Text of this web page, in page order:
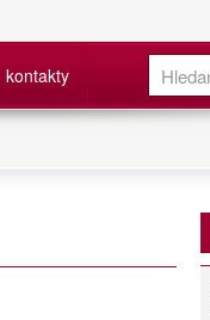
kontakty